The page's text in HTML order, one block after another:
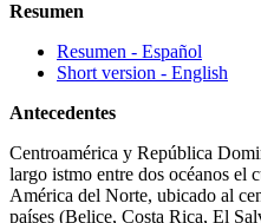
Resumen
Resumen - Español
Short version - English
Antecedentes
Centroamérica y República
largo istmo entre dos océanos el
América del Norte, ubicado al
países (Belice, Costa Rica, El